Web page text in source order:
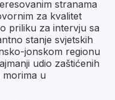
stranama
za kvalitet
priliku za intervju sa
stanje svjetskih
jonskom regionu
udio zaštićenih
u